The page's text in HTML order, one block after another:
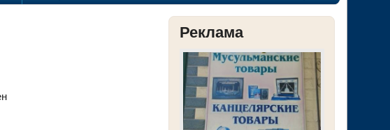
Реклама